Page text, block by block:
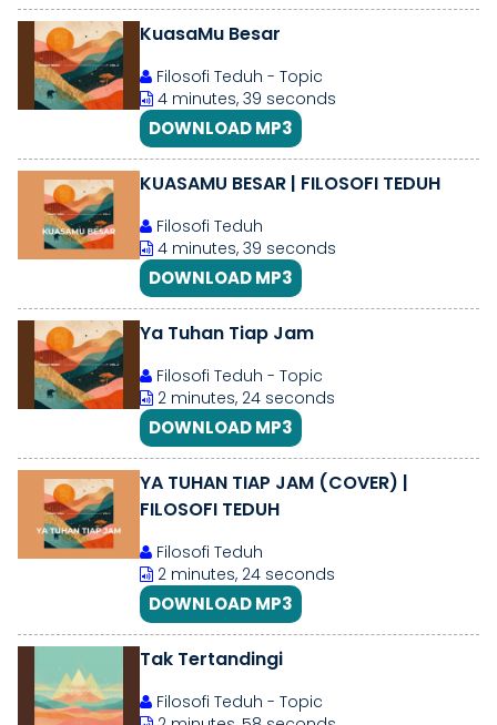
KuasaMu Besar
Filosofi Teduh - Topic
4 minutes, 39 seconds
DOWNLOAD MP3
KUASAMU BESAR | FILOSOFI TEDUH
Filosofi Teduh
4 minutes, 39 seconds
DOWNLOAD MP3
Ya Tuhan Tiap Jam
Filosofi Teduh - Topic
2 minutes, 24 seconds
DOWNLOAD MP3
YA TUHAN TIAP JAM (COVER) |
FILOSOFI TEDUH
Filosofi Teduh
2 minutes, 24 seconds
DOWNLOAD MP3
Tak Tertandingi
Filosofi Teduh - Topic